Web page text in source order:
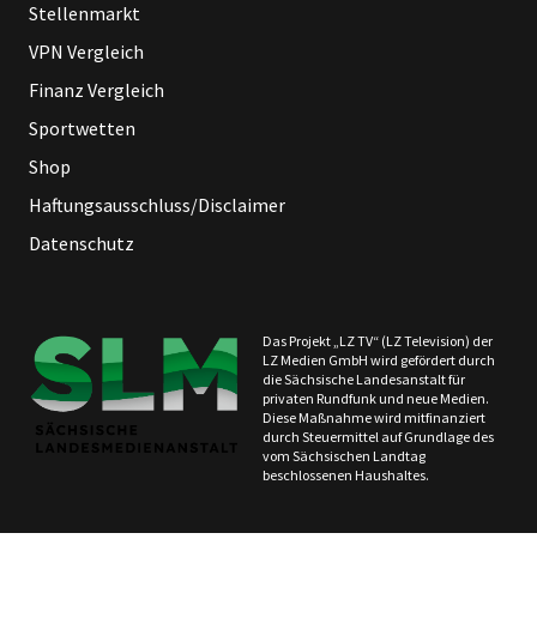
Stellenmarkt
VPN Vergleich
Finanz Vergleich
Sportwetten
Shop
Haftungsausschluss/Disclaimer
Datenschutz
Das Projekt „LZ TV“ (LZ Television) der
LZ Medien GmbH wird gefördert durch
die Sächsische Landesanstalt für
privaten Rundfunk und neue Medien.
Diese Maßnahme wird mitfinanziert
durch Steuermittel auf Grundlage des
vom Sächsischen Landtag
beschlossenen Haushaltes.